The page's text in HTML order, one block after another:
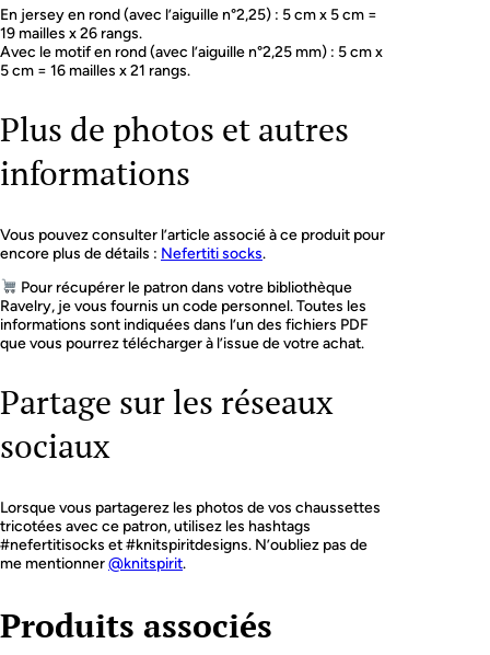
En jersey en rond (avec l’aiguille n°2,25) : 5 cm x 5 cm =
19 mailles x 26 rangs.
Avec le motif en rond (avec l’aiguille n°2,25 mm) : 5 cm x
5 cm = 16 mailles x 21 rangs.
Plus de photos et autres
informations
Vous pouvez consulter l’article associé à ce produit pour
encore plus de détails : Nefertiti socks.
Pour récupérer le patron dans votre bibliothèque
Ravelry, je vous fournis un code personnel. Toutes les
informations sont indiquées dans l’un des fichiers PDF
que vous pourrez télécharger à l’issue de votre achat.
Partage sur les réseaux
sociaux
Lorsque vous partagerez les photos de vos chaussettes
tricotées avec ce patron, utilisez les hashtags
#nefertitisocks et #knitspiritdesigns. N’oubliez pas de
me mentionner@knitspirit.
Produits associés